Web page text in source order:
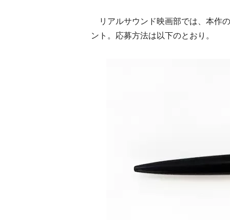
リアルサウンド映画部では、本作
ント。応募方法は以下のとおり。